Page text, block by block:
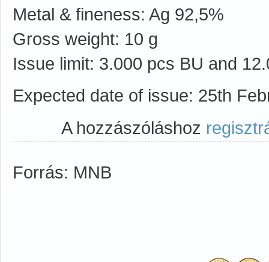
Metal & fineness: Ag 92,5%
Gross weight: 10 g
Issue limit: 3.000 pcs BU and
Expected date of issue: 25th
A hozzászóláshoz
Forrás: MNB